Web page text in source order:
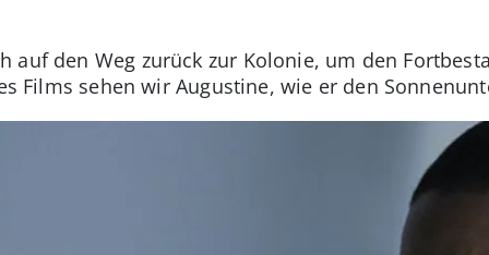
auf den Weg zurück zur Kolonie, um den
Films sehen wir Augustine, wie er den